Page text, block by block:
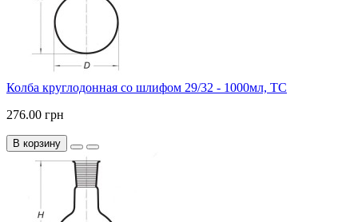
Колба круглодонная со шлифом 29/32 - 1000мл, ТС
276.00 грн
В корзину